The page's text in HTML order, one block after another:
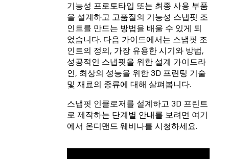
기능성 프로토타입 또는 최종 사용 부품
을 설계하고 고품질의 기능성 스냅핏 조
인트를 만드는 방법을 배울 수 있게 되
었습니다. 다음 가이드에서는 스냅핏 조
인트의 정의, 가장 유용한 시기와 방법,
성공적인 스냅핏을 위한 설계 가이드라
인, 최상의 성능을 위한 3D 프린팅 기술
및 재료의 종류에 대해 살펴봅니다.
스냅핏 인클로저를 설계하고 3D 프린트
로 제작하는 단계별 안내를 보려면 여기
에서 온디맨드 웨비나를 시청하세요.